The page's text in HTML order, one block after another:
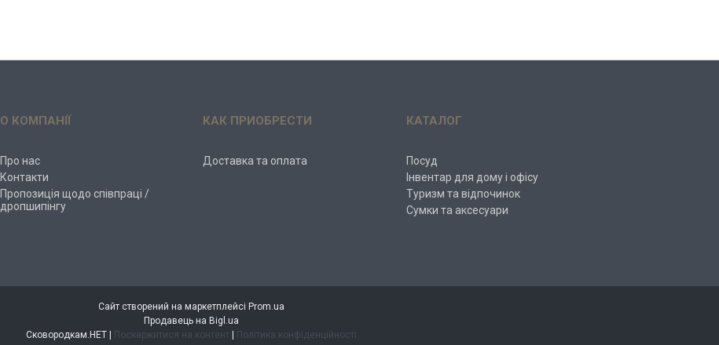
О КОМПАНІЇ
Про нас
Контакти
Пропозиція щодо співпраці /
дропшипінгу
КАК ПРИОБРЕСТИ
Доставка та оплата
КАТАЛОГ
Посуд
Інвентар для дому і офісу
Туризм та відпочинок
Сумки та аксесуари
Сайт створений на маркетплейсі Prom.ua
Продавець на Bigl.ua
Поскаржитися на контент Політика конфіденційності